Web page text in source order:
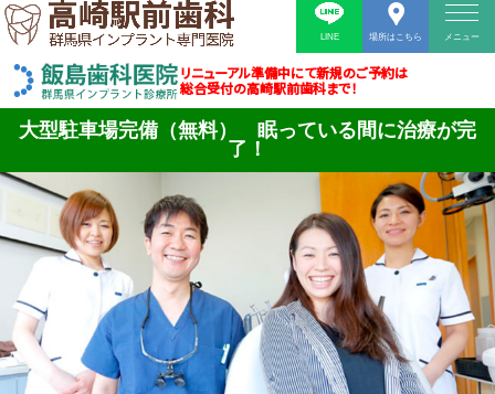
LINE 場所はこちら メニュー
リニューアル準備中にて新規のご予約は
総合受付の高崎駅前歯科まで！
大型駐車場完備（無料） 眠っている間に治療が完
了！